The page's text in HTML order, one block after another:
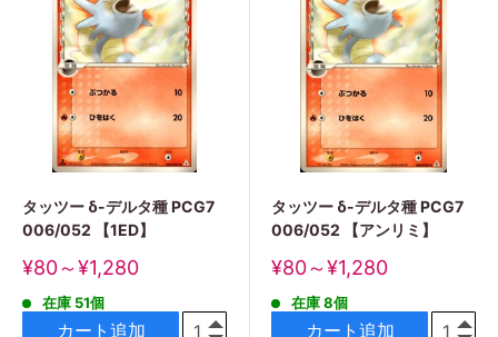
タッツー δ-デルタ種 PCG7
006/052 【1ED】
販
価
¥80～¥1,280
在庫 51個
カート追加
タッツー δ-デルタ種 PCG7
006/052 【アンリミ】
販
価
¥80～¥1,280
在庫 8個
カート追加